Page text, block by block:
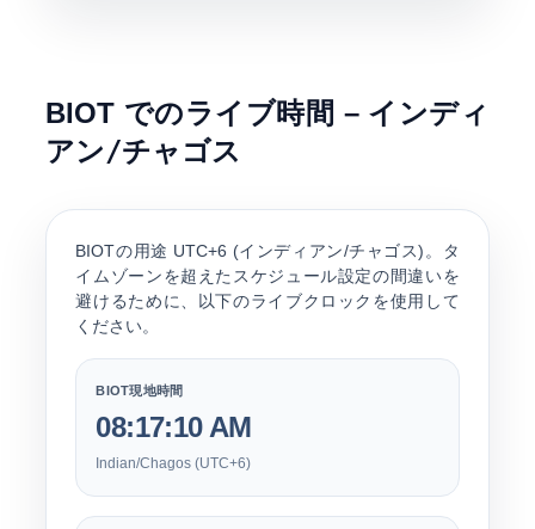
BIOT でのライブ時間 – インディ
アン/チャゴス
BIOTの用途 UTC+6 (インディアン/チャゴス)。タ
イムゾーンを超えたスケジュール設定の間違いを
避けるために、以下のライブクロックを使用して
ください。
BIOT現地時間
08:17:11 AM
Indian/Chagos (UTC+6)